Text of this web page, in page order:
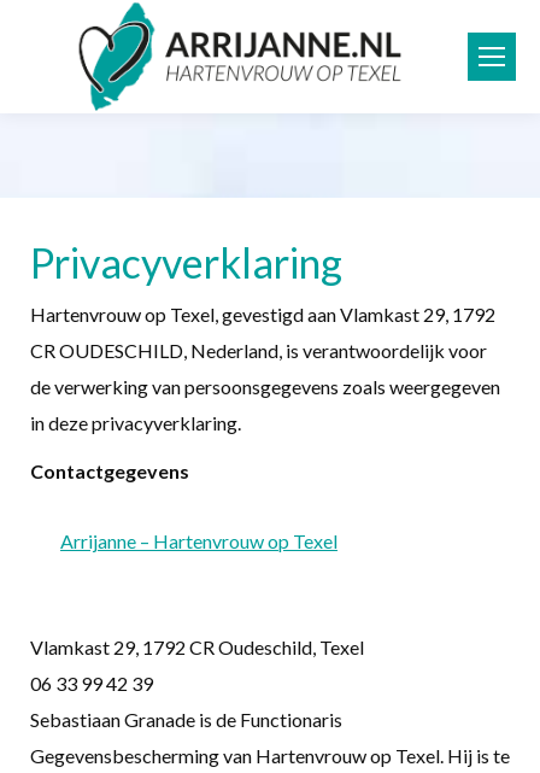
Privacyverklaring
Hartenvrouw op Texel, gevestigd aan Vlamkast 29, 1792
CR OUDESCHILD, Nederland, is verantwoordelijk voor
de verwerking van persoonsgegevens zoals weergegeven
in deze privacyverklaring.
Contactgegevens
Arrijanne – Hartenvrouw op Texel
Vlamkast 29, 1792 CR Oudeschild, Texel
06 33 99 42 39
Sebastiaan Granade is de Functionaris
Gegevensbescherming van Hartenvrouw op Texel. Hij is te